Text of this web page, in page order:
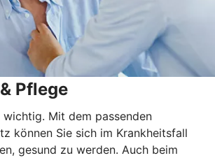
Pflege
wichtig. Mit dem passenden
können Sie sich im Krankheitsfall
gesund zu werden. Auch beim